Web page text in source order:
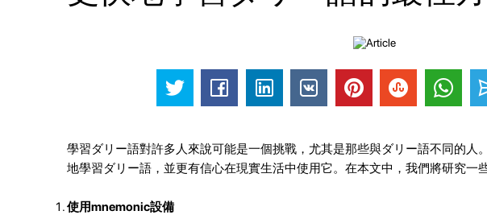
學習ダリー語對許多人來說可能是一個挑戰，尤其是那些與ダリー語不同的人
地學習ダリー語，並更有信心在現實生活中使用它。在本文中，我們將研究一
使用mnemonic設備